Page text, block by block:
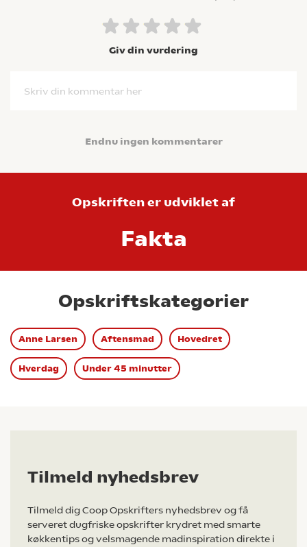
Giv din vurdering
Skriv din kommentar her
Endnu ingen kommentarer
Opskriften er udviklet af
Fakta
Opskriftskategorier
Anne Larsen Aftensmad Hovedret
Hverdag Under 45 minutter
Tilmeld nyhedsbrev
Tilmeld dig Coop Opskrifters nyhedsbrev og få
serveret dugfriske opskrifter krydret med smarte
køkkentips og velsmagende madinspiration direkte i